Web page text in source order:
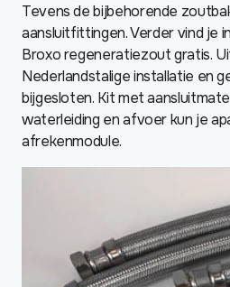
Tevens de bijbehorende
aansluitfittingen. Verder vind je
Broxo regeneratiezout gratis.
Nederlandstalige installatie en
bijgesloten. Kit met
waterleiding en afvoer kun je
afrekenmodule.